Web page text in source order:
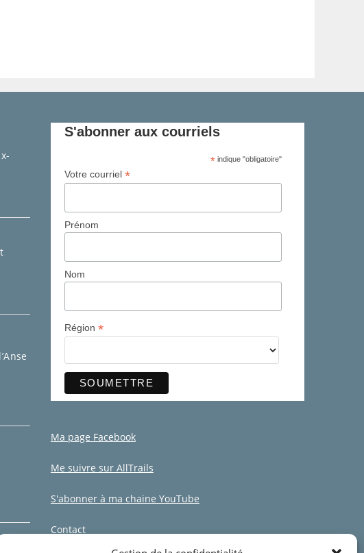
S'abonner aux courriels
*indique "obligatoire"
Votre courriel *
Prénom
Nom
Région *
Ma page Facebook
Me suivre sur AllTrails
S'abonner à ma chaine YouTube
Contact